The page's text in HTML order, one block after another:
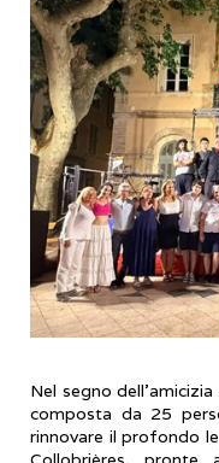
Nel segno
composta da 25
rinnovare il profondo